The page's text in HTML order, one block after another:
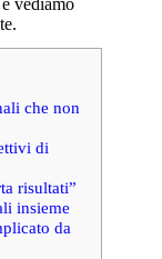
vediamo
che non
di
risultati”
insieme
da